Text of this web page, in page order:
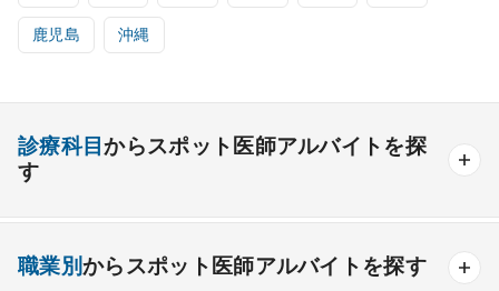
鹿児島 沖縄
診療科目からスポット医師アルバイトを探
す
内科系
一般内科 呼吸器内科 消化器内科 循環器内科
職業別からスポット医師アルバイトを探す